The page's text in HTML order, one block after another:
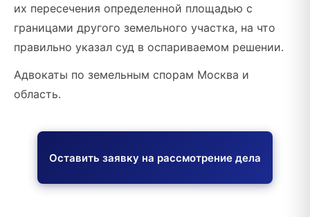
их пересечения определенной площадью с
границами другого земельного участка, на что
правильно указал суд в оспариваемом решении.
Адвокаты по земельным спорам Москва и
область.
Оставить заявку на рассмотрение дела